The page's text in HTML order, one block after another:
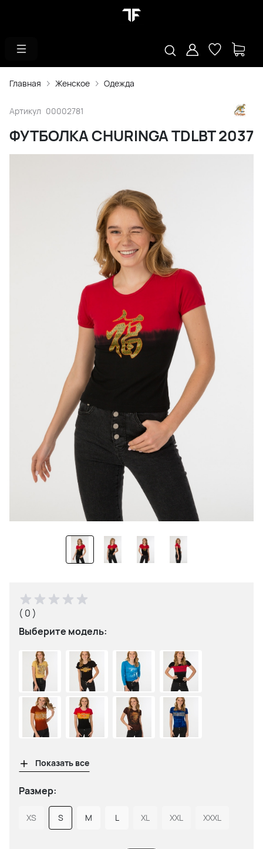
Главная Женское Одежда
Артикул 00002781
ФУТБОЛКА CHURINGA TDLBT 2037
( 0 )
Выберите модель:
Показать все
Размер:
XS S M L XL XXL XXXL